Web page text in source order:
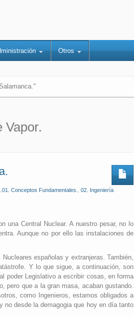
Otros
Vapor.
Conceptos Fundamentales.
02. Ingeniería
una Central Nuclear. A nuestro pesar, no lo
Aunque no por ello las instalaciones de
españolas y extranjeras. También,
Y lo que sigue, a continuación, son
poder Legislativo a escribir cosas, en forma
pero que a la gran masa, acaban gustando.
como Ingenieros, estamos obligados a
desde la demagogia que hoy en día tanto